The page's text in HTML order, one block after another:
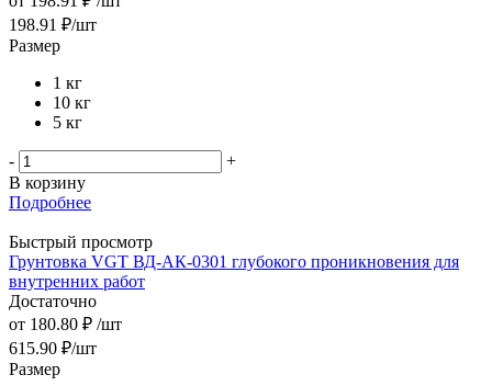
198.91 ₽/шт
Размер
1 кг
10 кг
5 кг
-
+
В корзину
Подробнее
Быстрый просмотр
Грунтовка VGT ВД-АК-0301 глубокого проникновения для
внутренних работ
Достаточно
от 180.80 ₽ /шт
615.90 ₽/шт
Размер